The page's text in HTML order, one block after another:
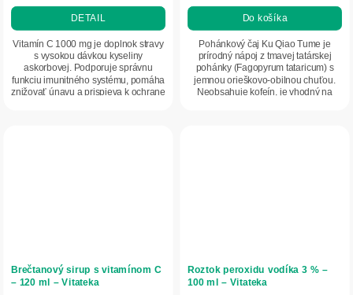
DETAIL
Vitamín C 1000 mg je doplnok stravy
s vysokou dávkou kyseliny
askorbovej. Podporuje správnu
funkciu imunitného systému, pomáha
znižovať únavu a prispieva k ochrane
Do košíka
Pohánkový čaj Ku Qiao Tume je
prírodný nápoj z tmavej tatárskej
pohánky (Fagopyrum tataricum) s
jemnou orieškovo-obilnou chuťou.
Neobsahuje kofeín, je vhodný na
Brečtanový sirup s vitamínom C
– 120 ml – Vitateka
Roztok peroxidu vodíka 3 % –
100 ml – Vitateka